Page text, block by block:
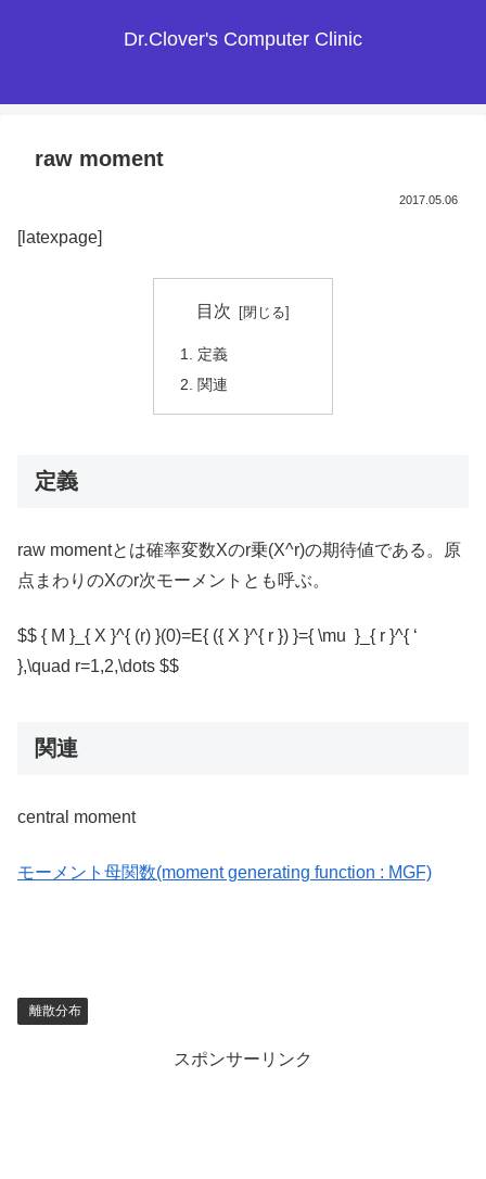
Dr.Clover's Computer Clinic
raw moment
2017.05.06
[latexpage]
目次
定義
関連
定義
raw momentとは確率変数Xのr乗(X^r)の期待値である。原
点まわりのXのr次モーメントとも呼ぶ。
$$ { M }_{ X }^{ (r) }(0)=E{ ({ X }^{ r }) }={ \mu }_{ r }^{ ‘
},\quad r=1,2,\dots $$
関連
central moment
モーメント母関数(moment generating function : MGF)
離散分布
スポンサーリンク